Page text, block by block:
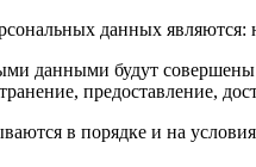
данных являются:
данными будут
предоставление,
в порядке и на